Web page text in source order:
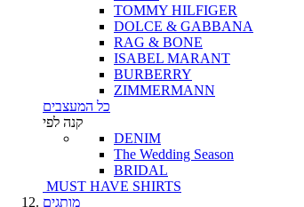
TOMMY HILFIGER
DOLCE & GABBANA
RAG & BONE
ISABEL MARANT
BURBERRY
ZIMMERMANN
כל המעצבים
קנה לפי
DENIM
The Wedding Season
BRIDAL
MUST HAVE SHIRTS
מותגים